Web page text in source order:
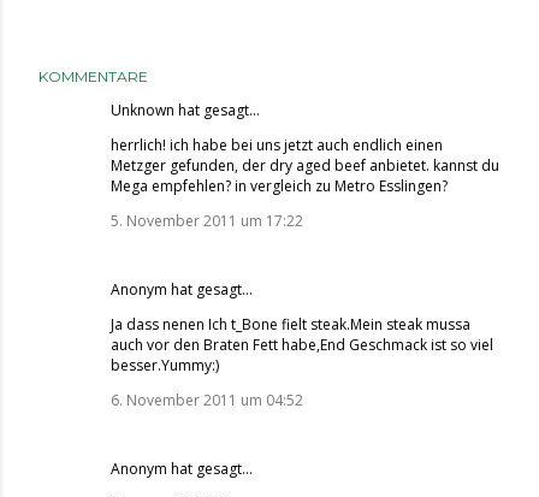
KOMMENTARE
Unknown hat gesagt…
herrlich! ich habe bei uns jetzt auch endlich einen
Metzger gefunden, der dry aged beef anbietet. kannst du
Mega empfehlen? in vergleich zu Metro Esslingen?
5. November 2011 um 17:22
Anonym hat gesagt…
Ja dass nenen Ich t_Bone fielt steak.Mein steak mussa
auch vor den Braten Fett habe,End Geschmack ist so viel
besser.Yummy:)
6. November 2011 um 04:52
Anonym hat gesagt…